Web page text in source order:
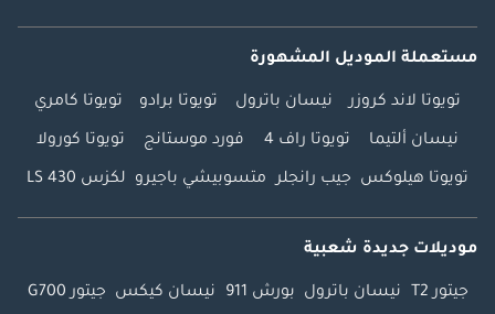
مستعملة الموديل المشهورة
تويوتا لاند كروزر نيسان باترول تويوتا برادو تويوتا كامري
نيسان ألتيما تويوتا راف 4 فورد موستانج تويوتا كورولا
تويوتا هيلوكس جيب رانجلر متسوبيشي باجيرو لكزس LS 430
موديلات جديدة شعبية
جيتور T2 نيسان باترول بورش 911 نيسان كيكس جيتور G700